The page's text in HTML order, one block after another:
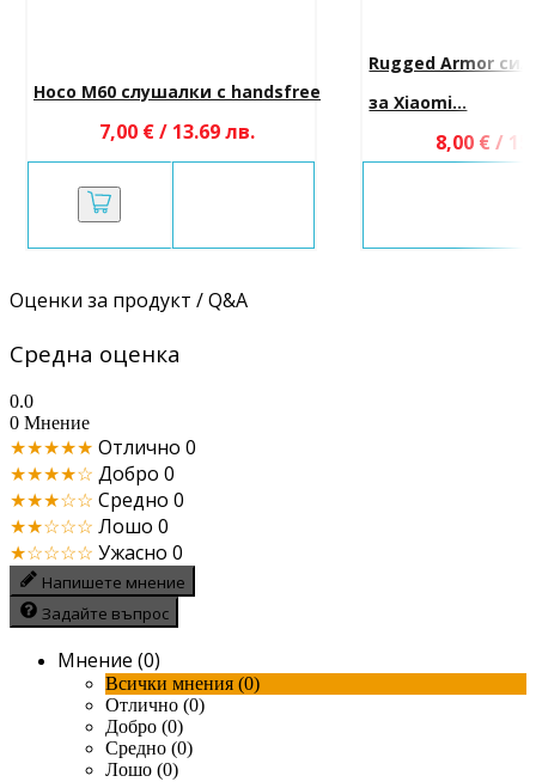
Hoco M60 слушалки с handsfree
7,00 € / 13.69 лв.
Rugged Armor
за Xiaomi...
8,00 € /
Оценки за продукт / Q&A
Средна оценка
0.0
0 Мнение
★★★★★ Отлично 0
★★★★☆ Добро 0
★★★☆☆ Средно 0
★★☆☆☆ Лошо 0
★☆☆☆☆ Ужасно 0
Напишете мнение
Задайте въпрос
Мнение (0)
Всички мнения (0)
Отлично (0)
Добро (0)
Средно (0)
Лошо (0)